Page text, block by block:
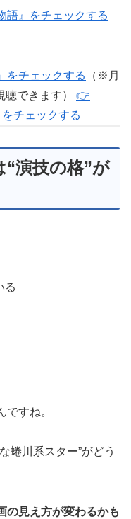
』をチェックする
をチェックする
（※月
できます） 👉
チェックする
“演技の格”が
る
すね。
蜷川系スター”がどう
の見え方が変わるかも